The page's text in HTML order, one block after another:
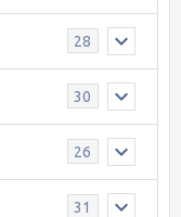
28
30
26
31